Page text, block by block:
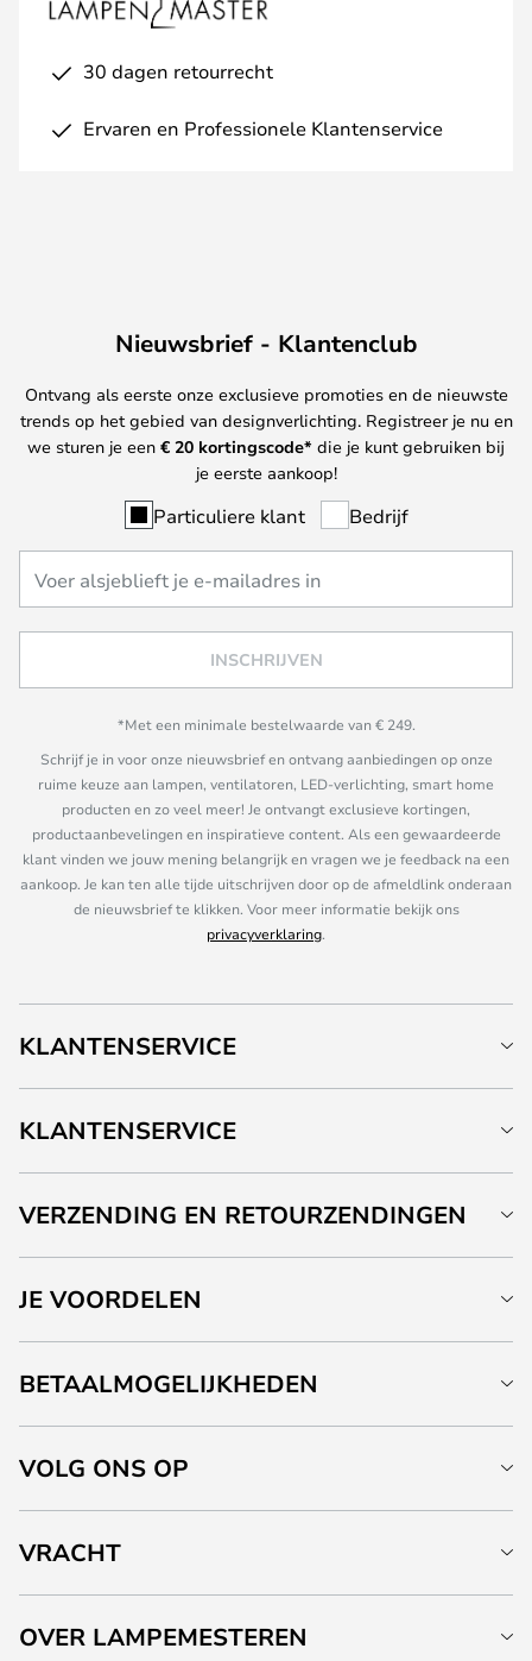
30 dagen retourrecht
Ervaren en Professionele Klantenservice
Nieuwsbrief - Klantenclub
Ontvang als eerste onze exclusieve promoties en de nieuwste
trends op het gebied van designverlichting. Registreer je nu en
we sturen je een € 20 kortingscode* die je kunt gebruiken bij
je eerste aankoop!
Particuliere klant Bedrijf
INSCHRIJVEN
*Met een minimale bestelwaarde van € 249.
Schrijf je in voor onze nieuwsbrief en ontvang aanbiedingen op onze
ruime keuze aan lampen, ventilatoren, LED-verlichting, smart home
producten en zo veel meer! Je ontvangt exclusieve kortingen,
productaanbevelingen en inspiratieve content. Als een gewaardeerde
klant vinden we jouw mening belangrijk en vragen we je feedback na een
aankoop. Je kan ten alle tijde uitschrijven door op de afmeldlink onderaan
de nieuwsbrief te klikken. Voor meer informatie bekijk ons
privacyverklaring.
KLANTENSERVICE
KLANTENSERVICE
VERZENDING EN RETOURZENDINGEN
JE VOORDELEN
BETAALMOGELIJKHEDEN
VOLG ONS OP
VRACHT
OVER LAMPEMESTEREN